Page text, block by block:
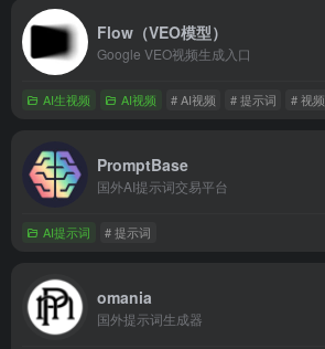
Flow（VEO模型）
Google VEO视频生成入口
AI生视频 AI视频 # AI视频 # 提示词 # 视频
PromptBase
国外AI提示词交易平台
AI提示词 # 提示词
omania
国外提示词生成器